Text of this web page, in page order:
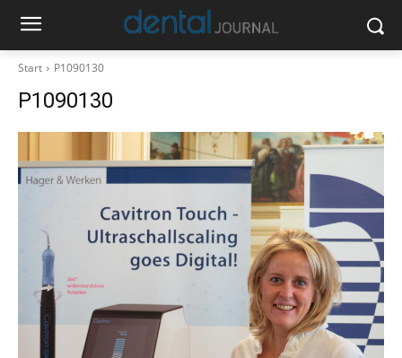
Start P1090130
P1090130